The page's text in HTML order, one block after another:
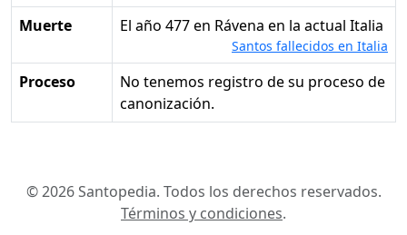
Muerte el año 477 en Rávena en la actual Italia
Santos fallecidos en Italia
Proceso
No tenemos registro de su proceso de
canonización.
© 2026 Santopedia. Todos los derechos reservados.
Términos y condiciones.